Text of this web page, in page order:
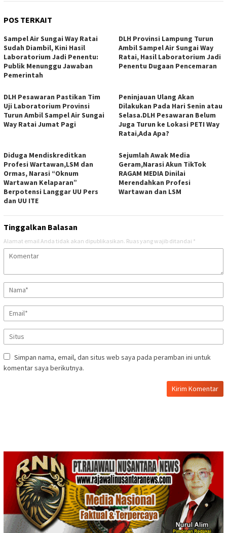
POS TERKAIT
Sampel Air Sungai Way Ratai
Sudah Diambil, Kini Hasil
Laboratorium Jadi Penentu:
Publik Menunggu Jawaban
Pemerintah
DLH Provinsi Lampung Turun
Ambil Sampel Air Sungai Way
Ratai, Hasil Laboratorium Jadi
Penentu Dugaan Pencemaran
DLH Pesawaran Pastikan Tim
Uji Laboratorium Provinsi
Turun Ambil Sampel Air Sungai
Way Ratai Jumat Pagi
Peninjauan Ulang Akan
Dilakukan Pada Hari Senin atau
Selasa.DLH Pesawaran Belum
Juga Turun ke Lokasi PETI Way
Ratai,Ada Apa?
Diduga Mendiskreditkan
Profesi Wartawan,LSM dan
Ormas, Narasi “Oknum
Wartawan Kelaparan”
Berpotensi Langgar UU Pers
dan UU ITE
Sejumlah Awak Media
Geram,Narasi Akun TikTok
RAGAM MEDIA Dinilai
Merendahkan Profesi
Wartawan dan LSM
Tinggalkan Balasan
Alamat email Anda tidak akan dipublikasikan. Ruas yang wajib ditandai *
Simpan nama, email, dan situs web saya pada peramban ini untuk
komentar saya berikutnya.